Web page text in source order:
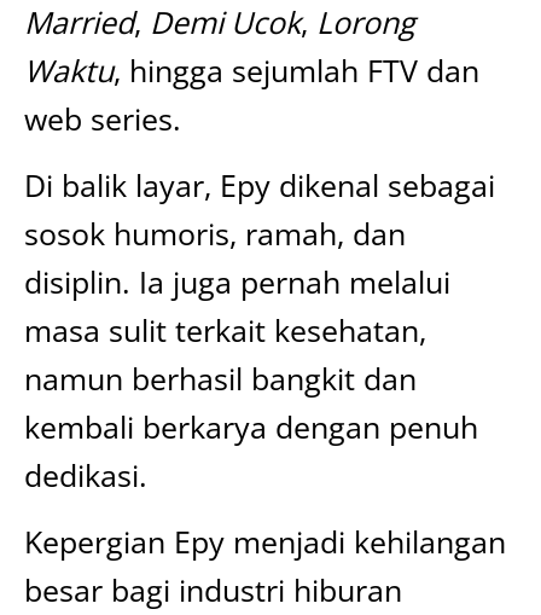
Married, Demi Ucok, Lorong
Waktu, hingga sejumlah FTV dan
web series.
Di balik layar, Epy dikenal sebagai
sosok humoris, ramah, dan
disiplin. Ia juga pernah melalui
masa sulit terkait kesehatan,
namun berhasil bangkit dan
kembali berkarya dengan penuh
dedikasi.
Kepergian Epy menjadi kehilangan
besar bagi industri hiburan